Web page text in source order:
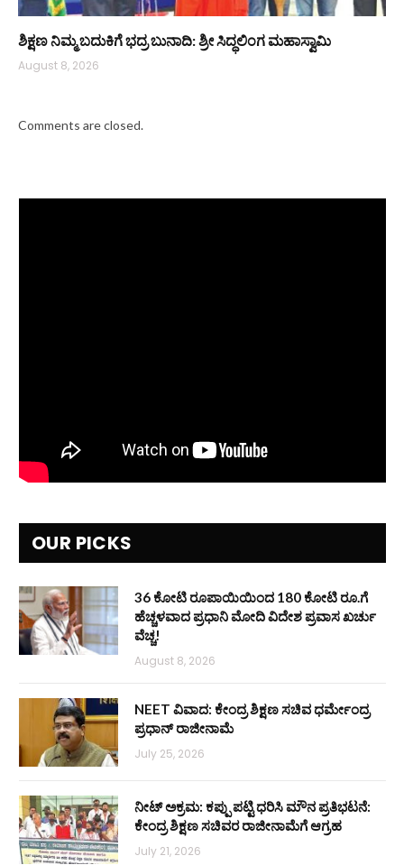
ಶಿಕ್ಷಣ ನಿಮ್ಮ ಬದುಕಿಗೆ ಭದ್ರ ಬುನಾದಿ: ಶ್ರೀ ಸಿದ್ಧಲಿಂಗ ಮಹಾಸ್ವಾಮಿ
August 8, 2026
Comments are closed.
OUR PICKS
36 ಕೋಟಿ ರೂಪಾಯಿಯಿಂದ 180 ಕೋಟಿ ರೂ.ಗೆ
ಹೆಚ್ಚಳವಾದ ಪ್ರಧಾನಿ ಮೋದಿ ವಿದೇಶ ಪ್ರವಾಸ ಖರ್ಚು
ವೆಚ್ಚ!
August 8, 2026
NEET ವಿವಾದ: ಕೇಂದ್ರ ಶಿಕ್ಷಣ ಸಚಿವ ಧರ್ಮೇಂದ್ರ
ಪ್ರಧಾನ್ ರಾಜೀನಾಮೆ
July 25, 2026
ನೀಟ್ ಅಕ್ರಮ: ಕಪ್ಪು ಪಟ್ಟಿ ಧರಿಸಿ ಮೌನ ಪ್ರತಿಭಟನೆ:
ಕೇಂದ್ರ ಶಿಕ್ಷಣ ಸಚಿವರ ರಾಜೀನಾಮೆಗೆ ಆಗ್ರಹ
July 21, 2026